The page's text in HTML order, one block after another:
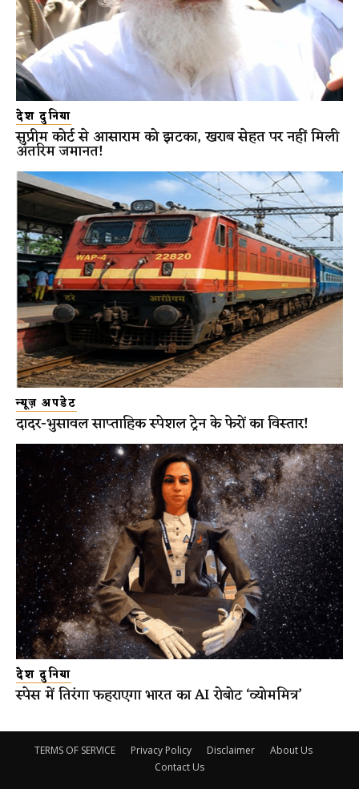
देश दुनिया
सुप्रीम कोर्ट से आसाराम को झटका, खराब सेहत पर नहीं मिली
अंतरिम जमानत!
न्यूज़ अपडेट
दादर-भुसावल साप्ताहिक स्पेशल ट्रेन के फेरों का विस्तार!
देश दुनिया
स्पेस में तिरंगा फहराएगा भारत का AI रोबोट ‘व्योममित्र’
TERMS OF SERVICE Privacy Policy Disclaimer
About Us
Contact Us